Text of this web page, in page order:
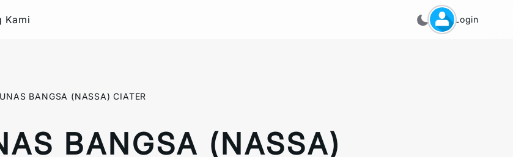
Kami Login
BANGSA (NASSA) CIATER
BANGSA (NASSA)